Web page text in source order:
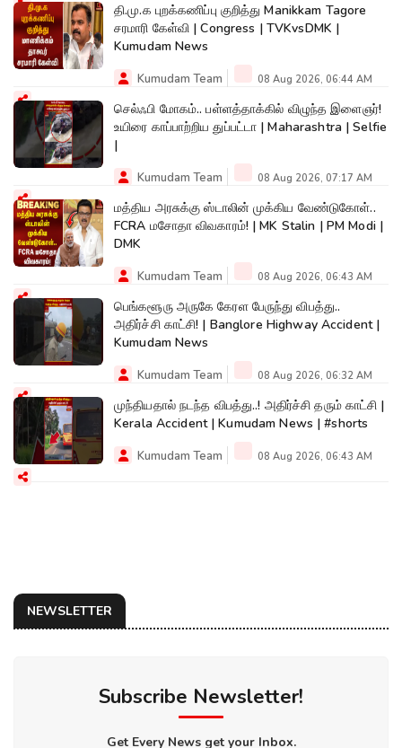
தி.மு.க புறக்கணிப்பு குறித்து Manikkam Tagore
சரமாரி கேள்வி | Congress | TVKvsDMK |
Kumudam News
Kumudam Team 08 Aug 2026, 06:44 AM
செல்ஃபி மோகம்.. பள்ளத்தாக்கில் விழுந்த இளைஞர்!
உயிரை காப்பாற்றிய துப்பட்டா | Maharashtra | Selfie
|
Kumudam Team 08 Aug 2026, 07:17 AM
மத்திய அரசுக்கு ஸ்டாலின் முக்கிய வேண்டுகோள்..
FCRA மசோதா விவகாரம்! | MK Stalin | PM Modi |
DMK
Kumudam Team 08 Aug 2026, 06:43 AM
பெங்களூரு அருகே கேரள பேருந்து விபத்து..
அதிர்ச்சி காட்சி! | Banglore Highway Accident |
Kumudam News
Kumudam Team 08 Aug 2026, 06:32 AM
முந்தியதால் நடந்த விபத்து..! அதிர்ச்சி தரும் காட்சி |
Kerala Accident | Kumudam News | #shorts
Kumudam Team 08 Aug 2026, 06:43 AM
NEWSLETTER
Subscribe Newsletter!
Get Every News get your Inbox.